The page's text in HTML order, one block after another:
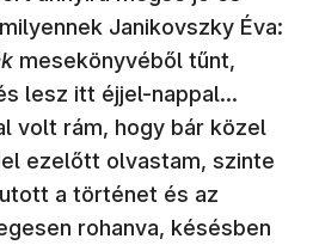
Janikovszky Éva:
mesekönyvéből tűnt,
lesz itt éjjel-nappal…
volt rám, hogy bár közel
ezelőtt olvastam, szinte
a történet és az
rohanva, késésben